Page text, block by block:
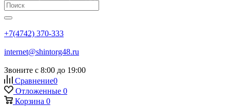
+7(4742) 370-333
internet@shintorg48.ru
Звоните с 8:00 до 19:00
Сравнение0
Отложенные 0
Корзина 0